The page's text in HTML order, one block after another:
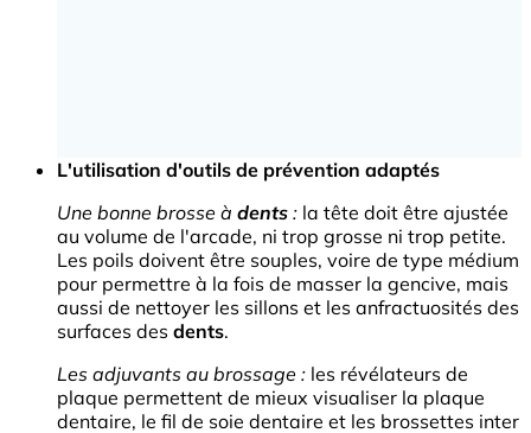
L'utilisation d'outils de prévention adaptés
Une bonne brosse à dents : la tête doit être ajustée
au volume de l'arcade, ni trop grosse ni trop petite.
Les poils doivent être souples, voire de type médium
pour permettre à la fois de masser la gencive, mais
aussi de nettoyer les sillons et les anfractuosités des
surfaces des dents.
Les adjuvants au brossage : les révélateurs de
plaque permettent de mieux visualiser la plaque
dentaire, le fil de soie dentaire et les brossettes inter